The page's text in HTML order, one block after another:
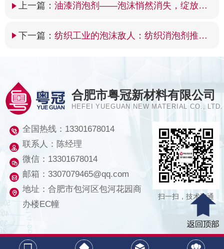
上一篇： 油漆消泡剂——泡沫悄然消失，绽放光滑涂装
下一篇： 纺织工业的泡沫敌人：纺织消泡剂推荐与应用
合肥市粤冠新材料有限公司
HEFEI YUEGUAN NEW MATERIAL CO., LTD.
全国热线： 13301678014
联系人：陈经理
微信：13301678014
邮箱：3307079465@qq.com
地址：合肥市包河区包河花园商
办楼EC幢
扫一扫，技术沟通